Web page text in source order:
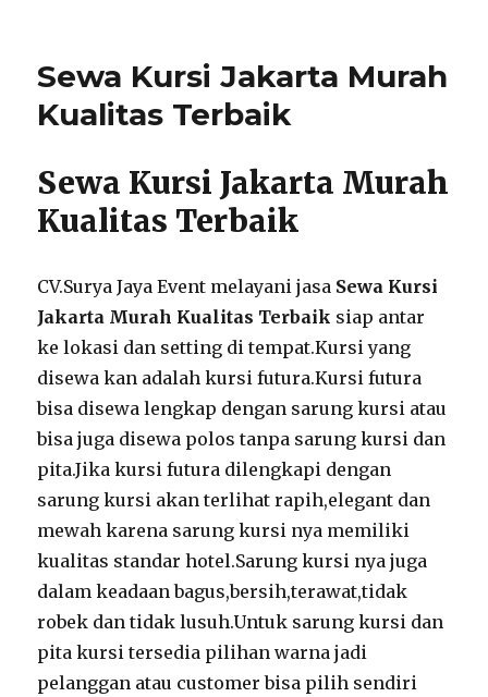
Sewa Kursi Jakarta Murah
Kualitas Terbaik
Sewa Kursi Jakarta Murah
Kualitas Terbaik
CV.Surya Jaya Event melayani jasa Sewa Kursi
Jakarta Murah Kualitas Terbaik siap antar
ke lokasi dan setting di tempat.Kursi yang
disewa kan adalah kursi futura.Kursi futura
bisa disewa lengkap dengan sarung kursi atau
bisa juga disewa polos tanpa sarung kursi dan
pita.Jika kursi futura dilengkapi dengan
sarung kursi akan terlihat rapih,elegant dan
mewah karena sarung kursi nya memiliki
kualitas standar hotel.Sarung kursi nya juga
dalam keadaan bagus,bersih,terawat,tidak
robek dan tidak lusuh.Untuk sarung kursi dan
pita kursi tersedia pilihan warna jadi
pelanggan atau customer bisa pilih sendiri